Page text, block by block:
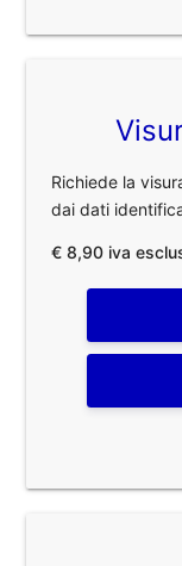
Richiede la
dai dati
€ 8,90 iva